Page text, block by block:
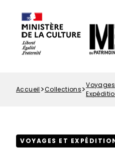
d'accessibilité
contenu
principal
Fil
Accueil Collections
VOYAGES ET